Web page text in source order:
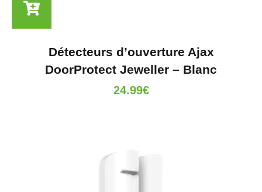
Détecteurs d’ouverture Ajax
DoorProtect Jeweller – Blanc
24.99€